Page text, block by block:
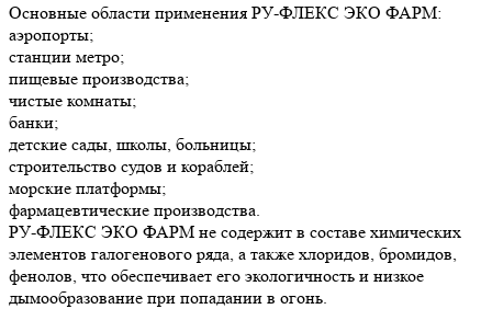
Основные области применения РУ-ФЛЕКС ЭКО ФАРМ:
аэропорты;
станции метро;
пищевые производства;
чистые комнаты;
банки;
детские сады, школы, больницы;
строительство судов и кораблей;
морские платформы;
фармацевтические производства.
РУ-ФЛЕКС ЭКО ФАРМ не содержит в составе химических
элементов галогенового ряда, а также хлоридов, бромидов,
фенолов, что обеспечивает его экологичность и низкое
дымообразование при попадании в огонь.